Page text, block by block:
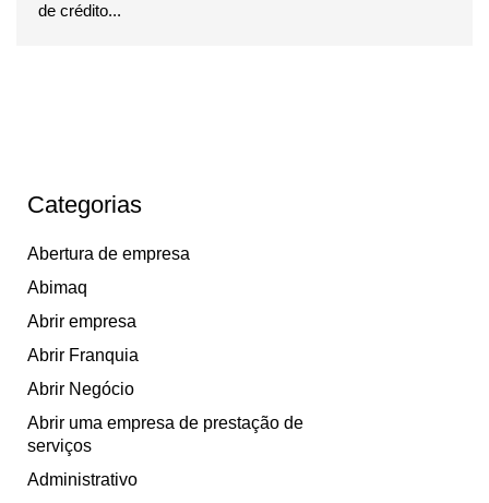
de crédito...
Categorias
Abertura de empresa
Abimaq
Abrir empresa
Abrir Franquia
Abrir Negócio
Abrir uma empresa de prestação de
serviços
Administrativo